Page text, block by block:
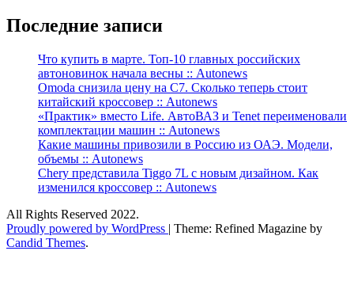
Последние записи
Что купить в марте. Топ-10 главных российских
автоновинок начала весны :: Autonews
Omoda снизила цену на C7. Сколько теперь стоит
китайский кроссовер :: Autonews
«Практик» вместо Life. АвтоВАЗ и Tenet переименовали
комплектации машин :: Autonews
Какие машины привозили в Россию из ОАЭ. Модели,
объемы :: Autonews
Chery представила Tiggo 7L с новым дизайном. Как
изменился кроссовер :: Autonews
All Rights Reserved 2022.
Proudly powered by WordPress | Theme: Refined Magazine by
Candid Themes.